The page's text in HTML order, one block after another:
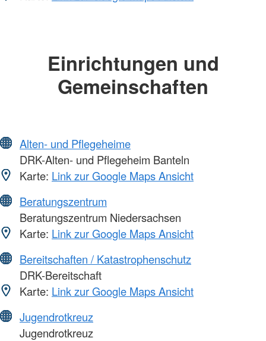
Einrichtungen und
Gemeinschaften
Alten- und Pflegeheime
DRK-Alten- und Pflegeheim Banteln
Karte: Link zur Google Maps Ansicht
Beratungszentrum
Beratungszentrum Niedersachsen
Karte: Link zur Google Maps Ansicht
Bereitschaften / Katastrophenschutz
DRK-Bereitschaft
Karte: Link zur Google Maps Ansicht
Jugendrotkreuz
Jugendrotkreuz